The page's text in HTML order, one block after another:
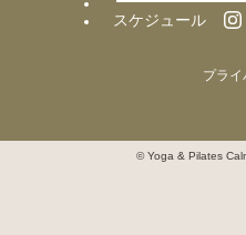
スケジュール
プラ
© Yoga & Pilates